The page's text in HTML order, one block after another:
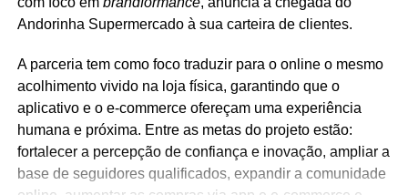
LaLiga produzirá diversos conteúdos digitais
para apoiar a #FiqueEmCasa
Andorinha Supermercado à sua carteira de clientes.
A parceria tem como foco traduzir para o online o mesmo
acolhimento vivido na loja física, garantindo que o
aplicativo e o e-commerce ofereçam uma experiência
humana e próxima. Entre as metas do projeto estão:
fortalecer a percepção de confiança e inovação, ampliar a
base de seguidores qualificados, expandir a comunidade